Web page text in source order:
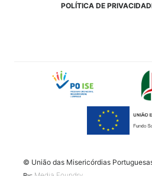
POLÍTICA DE
© União das Misericórdias